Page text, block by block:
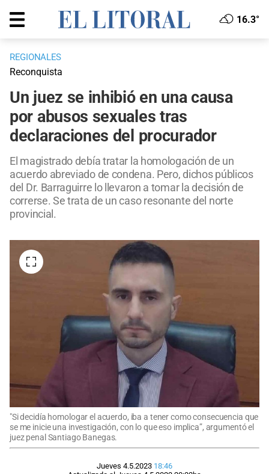
16.3°
REGIONALES
Reconquista
Un juez se inhibió en una causa
por abusos sexuales tras
declaraciones del procurador
El magistrado debía tratar la homologación de un
acuerdo abreviado de condena. Pero, dichos públicos
del Dr. Barraguirre lo llevaron a tomar la decisión de
correrse. Se trata de un caso resonante del norte
provincial.
"Si decidía homologar el acuerdo, iba a tener como consecuencia que
se me inicie una investigación, con lo que eso implica”, argumentó el
juez penal Santiago Banegas.
Jueves 4.5.2023 18:46